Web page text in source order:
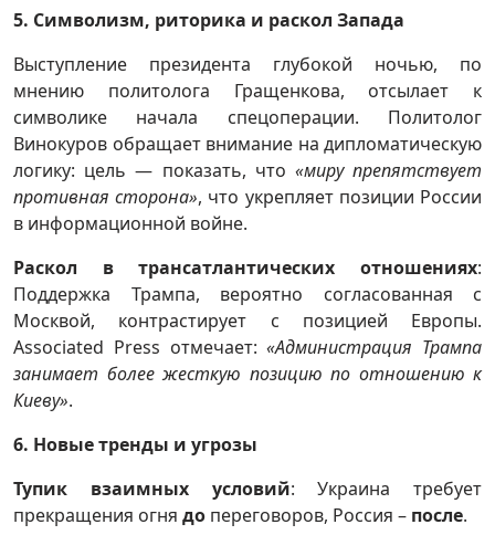
5. Символизм, риторика и раскол Запада
Выступление президента глубокой ночью, по
мнению политолога Гращенкова, отсылает к
символике начала спецоперации. Политолог
Винокуров обращает внимание на дипломатическую
логику: цель — показать, что «миру препятствует
противная сторона», что укрепляет позиции России
в информационной войне.
Раскол в трансатлантических отношениях:
Поддержка Трампа, вероятно согласованная с
Москвой, контрастирует с позицией Европы.
Associated Press отмечает:«Администрация Трампа
занимает более жесткую позицию по отношению к
Киеву».
6. Новые тренды и угрозы
Тупик взаимных условий: Украина требует
прекращения огня до переговоров, Россия – после.